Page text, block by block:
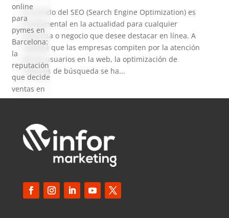
El mundo del SEO (Search Engine Optimization) es
fundamental en la actualidad para cualquier
empresa o negocio que desee destacar en línea. A
medida que las empresas compiten por la atención
de los usuarios en la web, la optimización de
motores de búsqueda se ha...
online
para
pymes en
Barcelona:
la
reputación
que decide
ventas en
2026
para
pymes en
Barcelona:
en Google
Maps en